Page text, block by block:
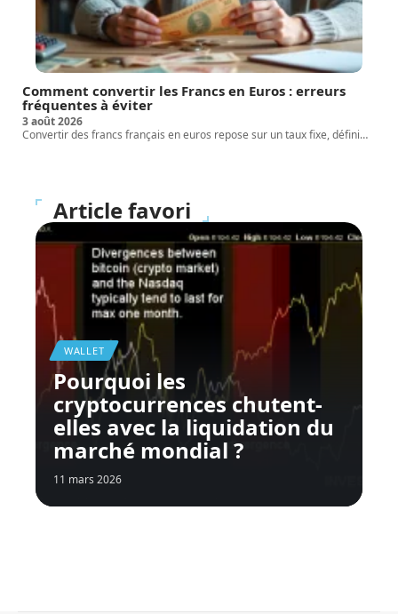
Comment convertir les Francs en Euros : erreurs
fréquentes à éviter
3 août 2026
Convertir des francs français en euros repose sur un taux fixe, défini…
Article favori
WALLET
Pourquoi les
cryptocurrences chutent-
elles avec la liquidation du
marché mondial ?
11 mars 2026